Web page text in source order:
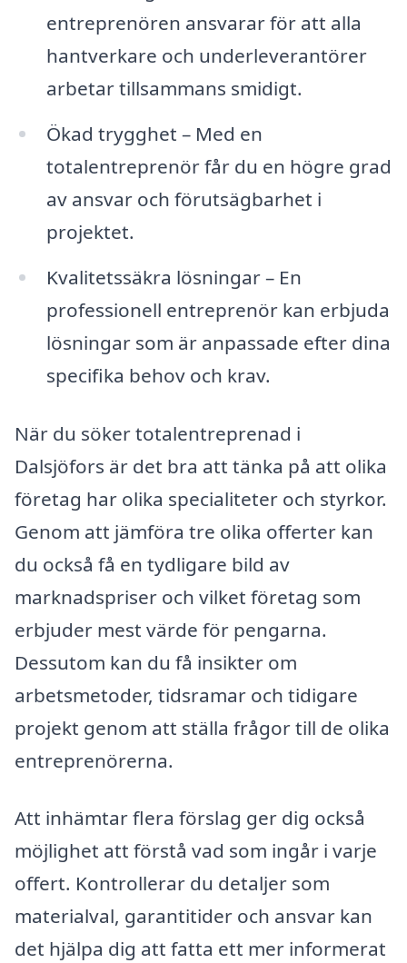
entreprenören ansvarar för att alla
hantverkare och underleverantörer
arbetar tillsammans smidigt.
Ökad trygghet – Med en
totalentreprenör får du en högre grad
av ansvar och förutsägbarhet i
projektet.
Kvalitetssäkra lösningar – En
professionell entreprenör kan erbjuda
lösningar som är anpassade efter dina
specifika behov och krav.
När du söker totalentreprenad i
Dalsjöfors är det bra att tänka på att olika
företag har olika specialiteter och styrkor.
Genom att jämföra tre olika offerter kan
du också få en tydligare bild av
marknadspriser och vilket företag som
erbjuder mest värde för pengarna.
Dessutom kan du få insikter om
arbetsmetoder, tidsramar och tidigare
projekt genom att ställa frågor till de olika
entreprenörerna.
Att inhämtar flera förslag ger dig också
möjlighet att förstå vad som ingår i varje
offert. Kontrollerar du detaljer som
materialval, garantitider och ansvar kan
det hjälpa dig att fatta ett mer informerat